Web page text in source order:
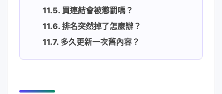
買連結會被懲罰嗎？
排名突然掉了怎麼辦？
多久更新一次舊內容？